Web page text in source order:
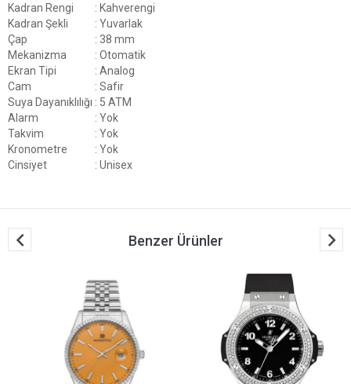
Kadran Rengi
: Kahverengi
Kadran Şekli
: Yuvarlak
Çap
: 38 mm
Mekanizma
: Otomatik
Ekran Tipi
: Analog
Cam
: Safir
Suya Dayanıklılığı : 5 ATM
Alarm
: Yok
Takvim
: Yok
Kronometre
: Yok
Cinsiyet
: Unisex
Benzer Ürünler